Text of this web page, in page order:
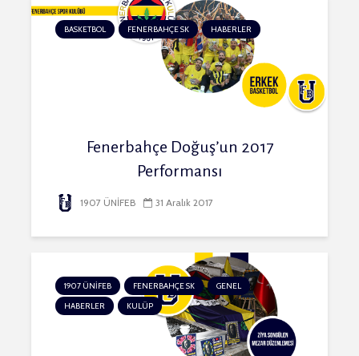
BASKETBOL FENERBAHÇE SK HABERLER
Fenerbahçe Doğuş’un 2017
Performansı
1907 ÜNİFEB 31 Aralık 2017
1907 ÜNİFEB FENERBAHÇE SK
GENEL
HABERLER
KULÜP